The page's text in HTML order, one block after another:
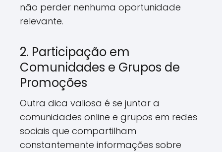
não perder nenhuma oportunidade
relevante.
2. Participação em
Comunidades e Grupos de
Promoções
Outra dica valiosa é se juntar a
comunidades online e grupos em redes
sociais que compartilham
constantemente informações sobre